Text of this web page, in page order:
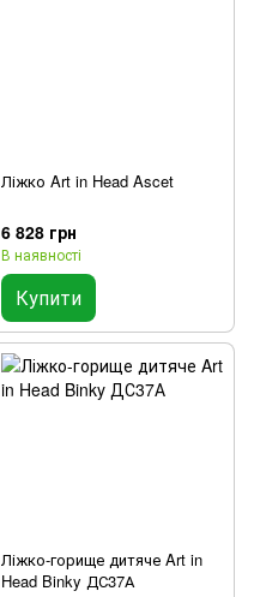
Ліжко Art in Head Ascet
6 828 грн
В наявності
Купити
Ліжко-горище дитяче Art in
Head Binky ДС37А